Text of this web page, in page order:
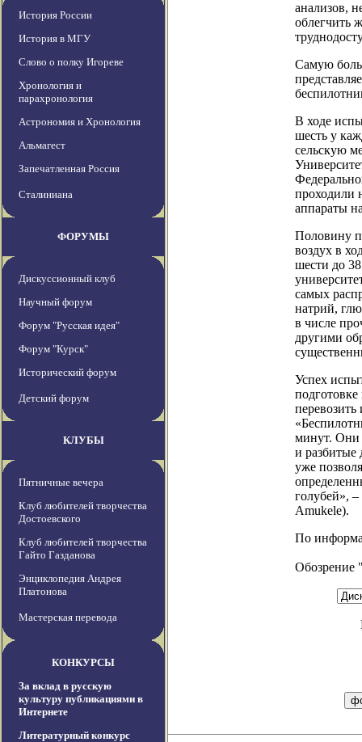
История России
История в МГУ
Слово о полку Игореве
Хронология и
парахронология
Астрономия и Хронология
Альмагест
Запечатленная Россия
Сталиниана
ФОРУМЫ
Дискуссионный клуб
Научный форум
Форум "Русская идея"
Форум "Курск"
Исторический форум
Детский форум
КЛУБЫ
Пятничные вечера
Клуб любителей творчества
Достоевского
Клуб любителей творчества
Гайто Газданова
Энциклопедия Андрея
Платонова
Мастерская перевода
КОНКУРСЫ
За вклад в русскую
культуру публикациями в
Интернете
Литературный конкурс
анализов,
облегчить
Самую
В ходе
шесть у
сельскую
проходили
аппараты
Половину
воздух в
шести до
самых
натрий,
в числе
другими
Успех
подготовке
минут. Они
и разбитые
уже
голубей»,
Amukele).
По
Обозрение